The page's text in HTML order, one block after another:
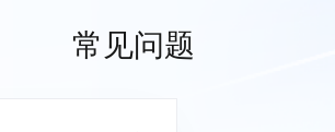
常见问题